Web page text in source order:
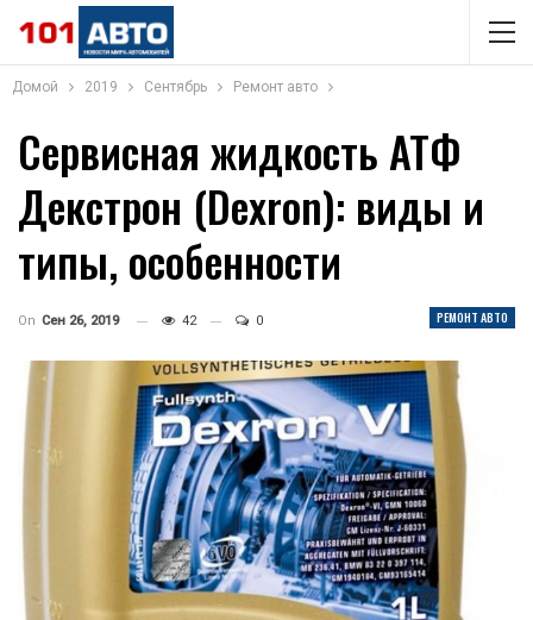
Домой 2019 Сентябрь Ремонт авто
Сервисная жидкость АТФ
Декстрон (Dexron): виды и
типы, особенности
РЕМОНТ АВТО
On Сен 26, 2019 42 0